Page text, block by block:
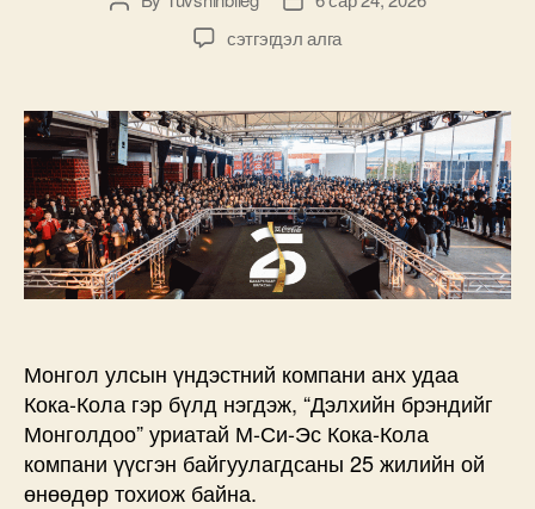
М-
Кока-
Кола
ХХК-
ийн
“Бахархлаар
бялхсан
жил”-
тохиож
байна
дээр
сэтгэгдэл алга
Монгол улсын үндэстний компани анх удаа
Кока-Кола гэр бүлд нэгдэж, “Дэлхийн брэндийг
Монголдоо” уриатай М-Си-Эс Кока-Кола
компани үүсгэн байгуулагдсаны 25 жилийн ой
өнөөдөр тохиож байна.